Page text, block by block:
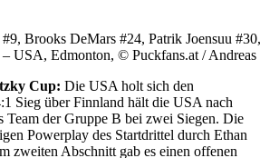
Brooks DeMars #24, Patrik Joensuu
USA, Edmonton, © Puckfans.at / Andreas
Cup: Die USA holt sich den
Sieg über Finnland hält die USA nach
Team der Gruppe B bei zwei Siegen. Die
Powerplay des Startdrittel durch Ethan
zweiten Abschnitt gab es einen offenen